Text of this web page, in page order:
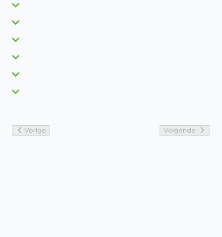
Vorige Volgende